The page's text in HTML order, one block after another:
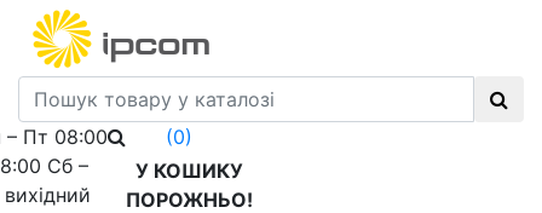
– Пт 08:00
Сб –
(0)
У КОШИКУ
ПОРОЖНЬО!